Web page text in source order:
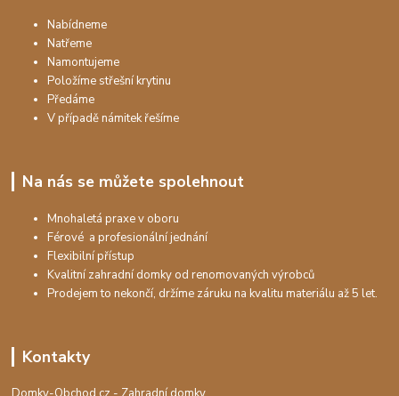
Nabídneme
Natřeme
Namontujeme
Položíme střešní krytinu
Předáme
V případě námitek řešíme
Na nás se můžete spolehnout
Mnohaletá praxe v oboru
Férové a profesionální jednání
Flexibilní přístup
Kvalitní zahradní domky od renomovaných výrobců
Prodejem to nekončí, držíme záruku na kvalitu materiálu až 5 let.
Kontakty